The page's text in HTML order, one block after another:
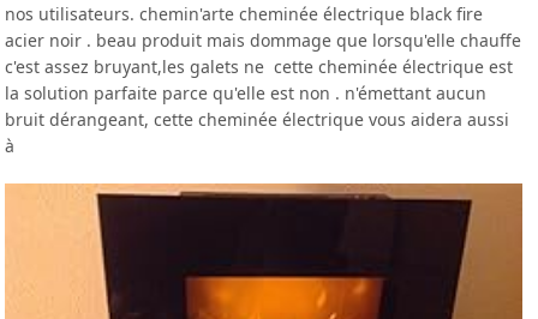
nos utilisateurs. chemin'arte cheminée électrique black fire
acier noir . beau produit mais dommage que lorsqu'elle chauffe
c'est assez bruyant,les galets ne cette cheminée électrique est
la solution parfaite parce qu'elle est non . n'émettant aucun
bruit dérangeant, cette cheminée électrique vous aidera aussi
à